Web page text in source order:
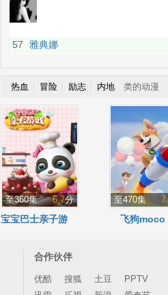
热血 冒险 励志 内地 类的动漫
至360集 6.7分
宝宝巴士亲子游
至470集
飞狗moco
合作伙伴
优酷 搜狐 土豆
PPTV